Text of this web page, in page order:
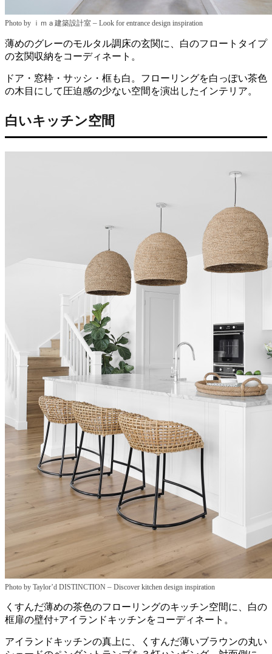
Photo by ｉｍａ建築設計室 – Look for entrance design inspiration
薄めのグレーのモルタル調床の玄関に、白のフロートタイプ
の玄関収納をコーディネート。
ドア・窓枠・サッシ・框も白。フローリングを白っぽい茶色
の木目にして圧迫感の少ない空間を演出したインテリア。
白いキッチン空間
Photo by Taylor’d DISTINCTION – Discover kitchen design inspiration
くすんだ薄めの茶色のフローリングのキッチン空間に、白の
框扉の壁付+アイランドキッチンをコーディネート。
アイランドキッチンの真上に、くすんだ薄いブラウンの丸い